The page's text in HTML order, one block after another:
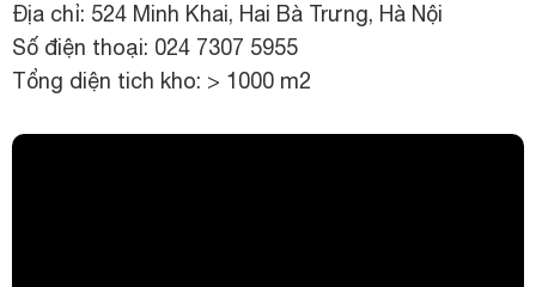
Địa chỉ: 524 Minh Khai, Hai Bà Trưng, Hà Nội
Số điện thoại: 024 7307 5955
Tổng diện tich kho: > 1000 m2